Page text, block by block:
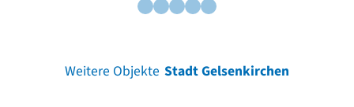
Weitere Objekte Stadt Gelsenkirchen